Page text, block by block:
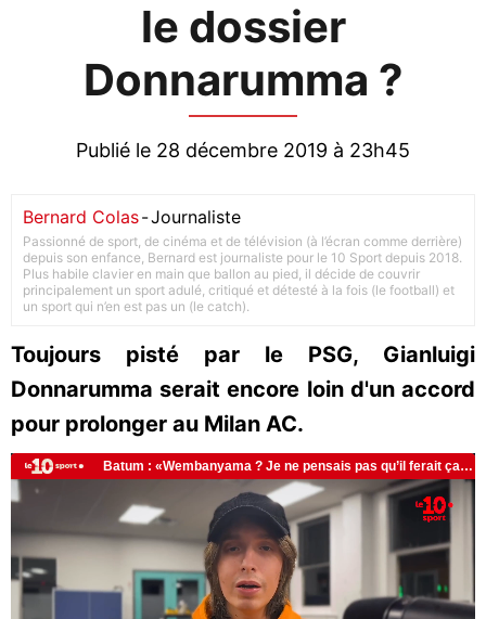
le dossier
Donnarumma ?
Publié le 28 décembre 2019 à 23h45
Bernard Colas-Journaliste
Passionné de sport, de cinéma et de télévision (à l’écran comme derrière)
depuis son enfance, Bernard est journaliste pour le 10 Sport depuis 2018.
Plus habile clavier en main que ballon au pied, il décide de couvrir
principalement un sport adulé, critiqué et détesté à la fois (le football) et
un sport qui n’en est pas un (le catch).
Toujours pisté par le PSG, Gianluigi
Donnarumma serait encore loin d'un accord
pour prolonger au Milan AC.